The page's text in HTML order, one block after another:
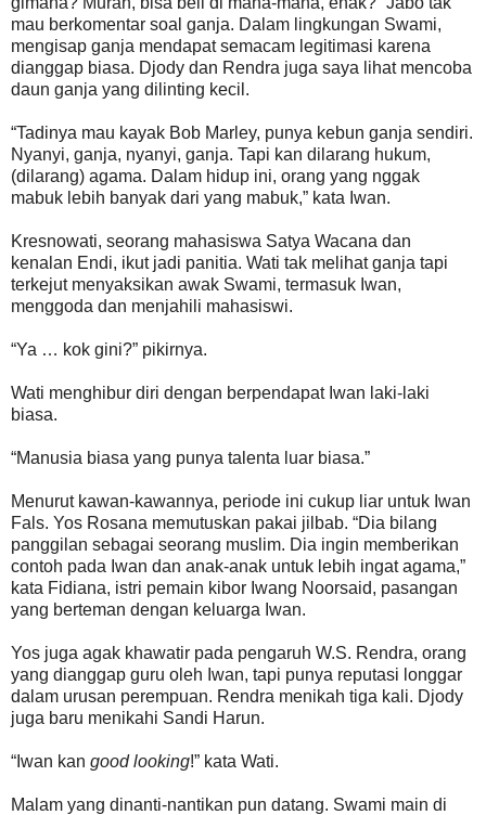
mau berkomentar soal ganja. Dalam lingkungan Swami,
mengisap ganja mendapat semacam legitimasi karena
dianggap biasa. Djody dan Rendra juga saya lihat mencoba
daun ganja yang dilinting kecil.
“Tadinya mau kayak Bob Marley, punya kebun ganja sendiri.
Nyanyi, ganja, nyanyi, ganja. Tapi kan dilarang hukum,
(dilarang) agama. Dalam hidup ini, orang yang nggak
mabuk lebih banyak dari yang mabuk,” kata Iwan.
Kresnowati, seorang mahasiswa Satya Wacana dan
kenalan Endi, ikut jadi panitia. Wati tak melihat ganja tapi
terkejut menyaksikan awak Swami, termasuk Iwan,
menggoda dan menjahili mahasiswi.
“Ya … kok gini?” pikirnya.
Wati menghibur diri dengan berpendapat Iwan laki-laki
biasa.
“Manusia biasa yang punya talenta luar biasa.”
Menurut kawan-kawannya, periode ini cukup liar untuk Iwan
Fals. Yos Rosana memutuskan pakai jilbab. “Dia bilang
panggilan sebagai seorang muslim. Dia ingin memberikan
contoh pada Iwan dan anak-anak untuk lebih ingat agama,”
kata Fidiana, istri pemain kibor Iwang Noorsaid, pasangan
yang berteman dengan keluarga Iwan.
Yos juga agak khawatir pada pengaruh W.S. Rendra, orang
yang dianggap guru oleh Iwan, tapi punya reputasi longgar
dalam urusan perempuan. Rendra menikah tiga kali. Djody
juga baru menikahi Sandi Harun.
“Iwan kan good looking!” kata Wati.
Malam yang dinanti-nantikan pun datang. Swami main di